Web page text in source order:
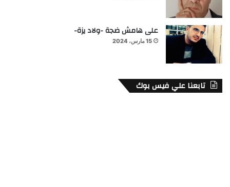
على هامش ضجة -ولاد يزة-
15 مارس، 2024
تابعنا علي فيس بوك